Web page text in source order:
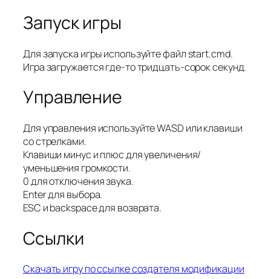
Запуск игры
Для запуска игры используйте файл start.cmd.
Игра загружается где-то тридцать-сорок секунд.
Управление
Для управления используйте WASD или клавиши
со стрелками.
Клавиши минус и плюс для увеличения/
уменьшения громкости.
0 для отключения звука.
Enter для выбора.
ESC и backspace для возврата.
Ссылки
Скачать игру по ссылке создателя модификации